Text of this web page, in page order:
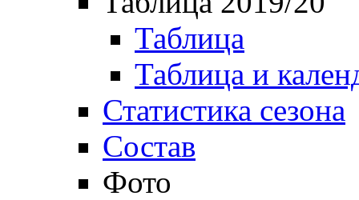
Таблица
Таблица и
Статистика сезона
Состав
Фото